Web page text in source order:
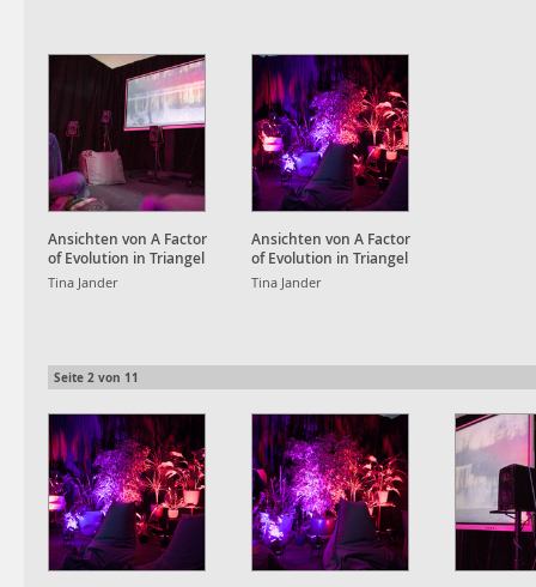
Ansichten von A Factor
of Evolution in Triangel
Studio
Tina Jander
Ansichten von A Factor
of Evolution in Triangel
Studio
Tina Jander
Seite 2 von 11